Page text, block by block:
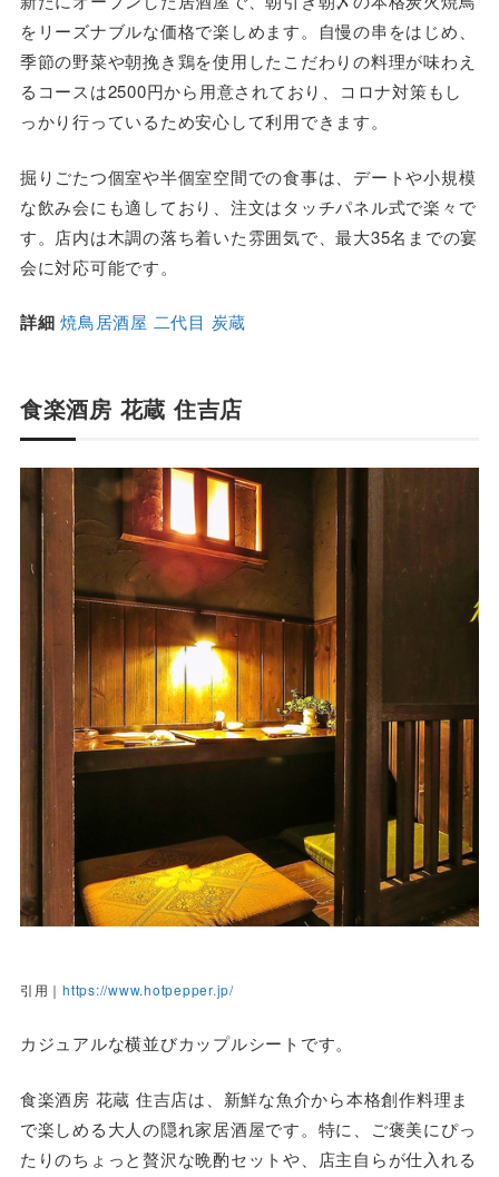
をリーズナブルな価格で楽しめます。自慢の串をはじめ、
季節の野菜や朝挽き鶏を使用したこだわりの料理が味わえ
るコースは2500円から用意されており、コロナ対策もし
っかり行っているため安心して利用できます。
掘りごたつ個室や半個室空間での食事は、デートや小規模
な飲み会にも適しており、注文はタッチパネル式で楽々で
す。店内は木調の落ち着いた雰囲気で、最大35名までの宴
会に対応可能です。
詳細 焼鳥居酒屋 二代目 炭蔵
食楽酒房 花蔵 住吉店
引用｜https://www.hotpepper.jp/
カジュアルな横並びカップルシートです。
食楽酒房 花蔵 住吉店は、新鮮な魚介から本格創作料理ま
で楽しめる大人の隠れ家居酒屋です。特に、ご褒美にぴっ
たりのちょっと贅沢な晩酌セットや、店主自らが仕入れる